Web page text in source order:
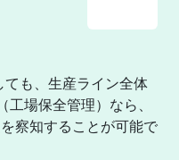
ても、生産ライン全体
場保全管理）なら、
察知することが可能で